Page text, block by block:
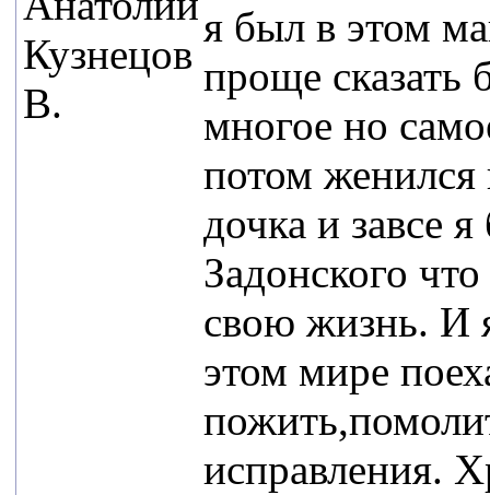
Кузнецов
В.
я был в этом
проще сказать
многое но
потом женился
дочка и завсе
Задонского
свою жизнь. И
этом мире
исправления.